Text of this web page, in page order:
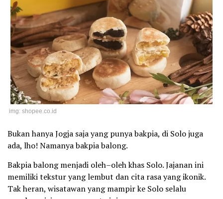
img: shopee.co.id
Bukan hanya Jogja saja yang punya bakpia, di Solo juga
ada, lho! Namanya bakpia balong.
Bakpia balong menjadi oleh–oleh khas Solo. Jajanan ini
memiliki tekstur yang lembut dan cita rasa yang ikonik.
Tak heran, wisatawan yang mampir ke Solo selalu